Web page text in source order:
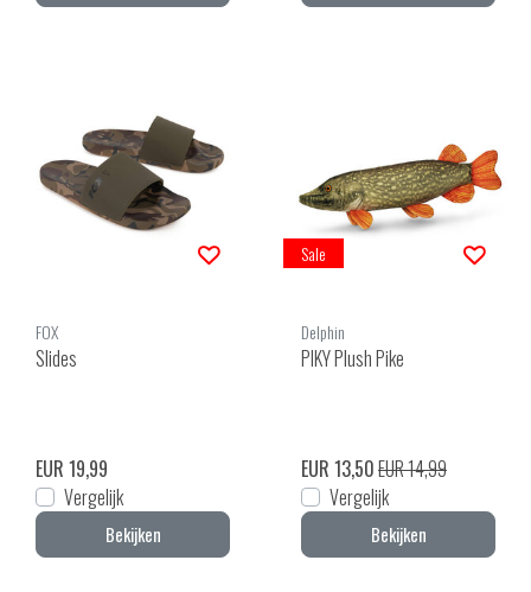
FOX
Slides
EUR 19,99
Vergelijk
Bekijken
Sale
Delphin
PIKY Plush Pike
EUR 13,50EUR 14,99
Vergelijk
Bekijken